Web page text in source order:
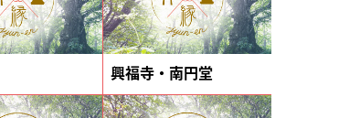
興福寺・南円堂